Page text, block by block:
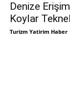
Denize
Koylar
Turizm Yatirim Haber